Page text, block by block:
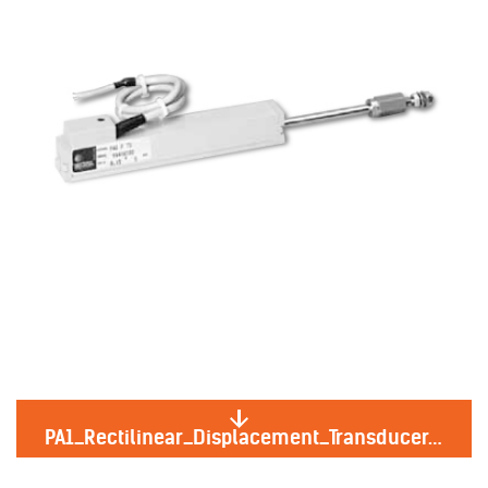
PA1_Rectilinear_Displacement_Transducer.jpg